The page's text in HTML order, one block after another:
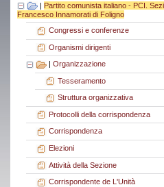
| Partito comunista italiano - PCI.
Francesco Innamorati di Foligno
Congressi e conferenze
Organismi dirigenti
Organizzazione
Tesseramento
Struttura organizzativa
Protocolli della corrispondenza
Corrispondenza
Elezioni
Attività della Sezione
Corrispondente de L'Unità